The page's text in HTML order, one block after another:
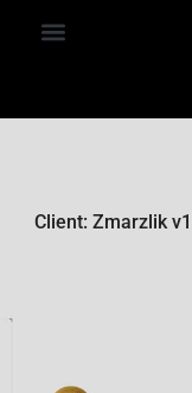
Client: Zmarzlik v1